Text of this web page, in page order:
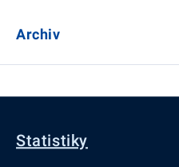
Archiv
Statistiky